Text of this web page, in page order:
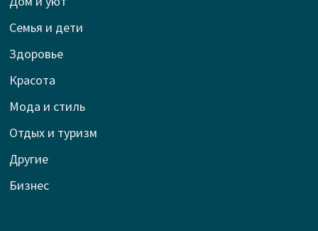
Семья и дети
Здоровье
Красота
Мода и стиль
Отдых и туризм
Другие
Бизнес